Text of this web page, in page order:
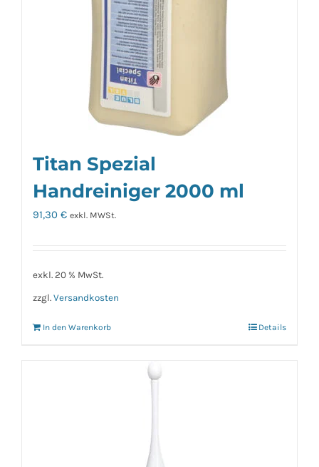
Titan Spezial
Handreiniger 2000 ml
91,30 € exkl. MWSt.
exkl. 20 % MwSt.
zzgl. Versandkosten
In den Warenkorb Details